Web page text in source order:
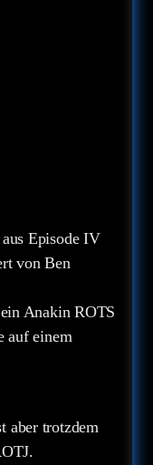
Episode IV
von Ben
Anakin ROTS
auf einem
aber trotzdem